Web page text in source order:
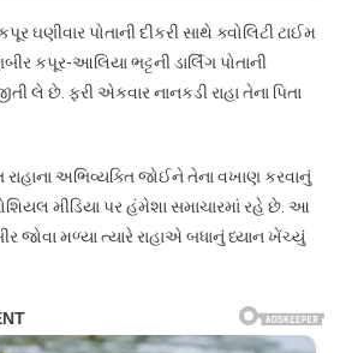
ઘણીવાર પોતાની દીકરી સાથે ક્વોલિટી ટાઈમ
કપૂર-આલિયા ભટ્ટની ડાર્લિંગ પોતાની
લે છે. ફરી એકવાર નાનકડી રાહા તેના પિતા
અભિવ્યક્તિ જોઈને તેના વખાણ કરવાનું
મીડિયા પર હંમેશા સમાચારમાં રહે છે. આ
જોવા મળ્યા ત્યારે રાહાએ બધાનું ધ્યાન ખેંચ્યું